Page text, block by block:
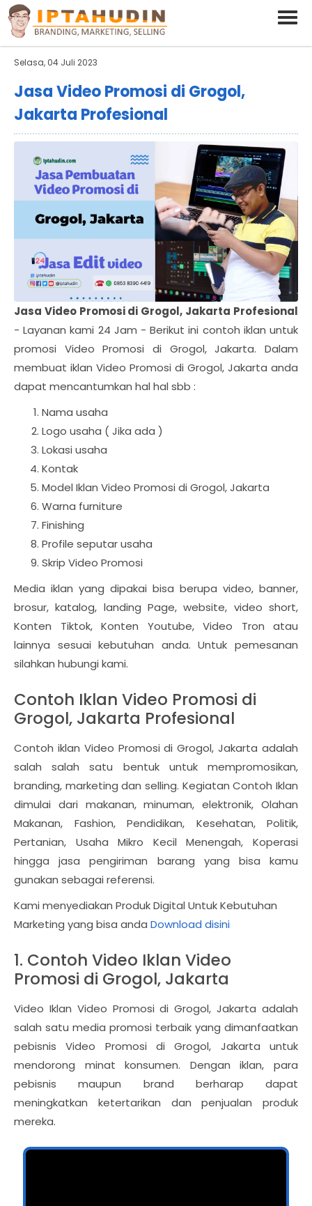
BARAND ANDA
Deskripsi Singkat Saja
Selasa, 04 Juli 2023
Jasa Video Promosi di Grogol,
Jakarta Profesional
Jasa Video Promosi di Grogol, Jakarta Profesional
- Layanan kami 24 Jam - Berikut ini contoh iklan untuk
promosi Video Promosi di Grogol, Jakarta. Dalam
membuat iklan Video Promosi di Grogol, Jakarta anda
dapat mencantumkan hal hal sbb :
Nama usaha
Logo usaha ( Jika ada )
Lokasi usaha
Kontak
Model Iklan Video Promosi di Grogol, Jakarta
Warna furniture
Finishing
Profile seputar usaha
Skrip Video Promosi
Media iklan yang dipakai bisa berupa video, banner,
brosur, katalog, landing Page, website, video short,
Konten Tiktok, Konten Youtube, Video Tron atau
lainnya sesuai kebutuhan anda. Untuk pemesanan
silahkan hubungi kami.
Contoh Iklan Video Promosi di
Grogol, Jakarta Profesional
Contoh iklan Video Promosi di Grogol, Jakarta adalah
salah salah satu bentuk untuk mempromosikan,
branding, marketing dan selling. Kegiatan Contoh Iklan
dimulai dari makanan, minuman, elektronik, Olahan
Makanan, Fashion, Pendidikan, Kesehatan, Politik,
Pertanian, Usaha Mikro Kecil Menengah, Koperasi
hingga jasa pengiriman barang yang bisa kamu
gunakan sebagai referensi.
Kami menyediakan Produk Digital Untuk Kebutuhan
Marketing yang bisa anda Download disini
1. Contoh Video Iklan Video
Promosi di Grogol, Jakarta
Video Iklan Video Promosi di Grogol, Jakarta adalah
salah satu media promosi terbaik yang dimanfaatkan
pebisnis Video Promosi di Grogol, Jakarta untuk
mendorong minat konsumen. Dengan iklan, para
pebisnis maupun brand berharap dapat
meningkatkan ketertarikan dan penjualan produk
mereka.